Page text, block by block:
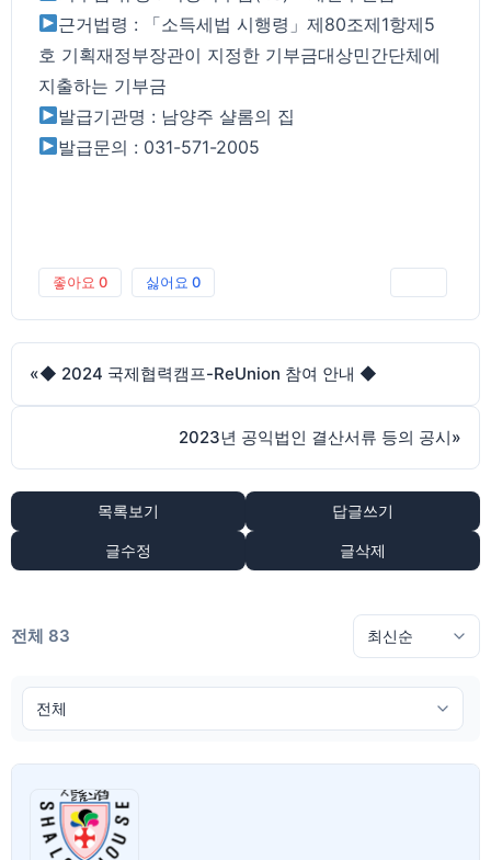
근거법령 : 「소득세법 시행령」제80조제1항제5
호 기획재정부장관이 지정한 기부금대상민간단체에
지출하는 기부금
발급기관명 : 남양주 샬롬의 집
발급문의 : 031-571-2005
좋아요 0 싫어요 0
«◆ 2024 국제협력캠프-ReUnion 참여 안내 ◆
2023년 공익법인 결산서류 등의 공시»
목록보기 답글쓰기
글수정 글삭제
전체 83